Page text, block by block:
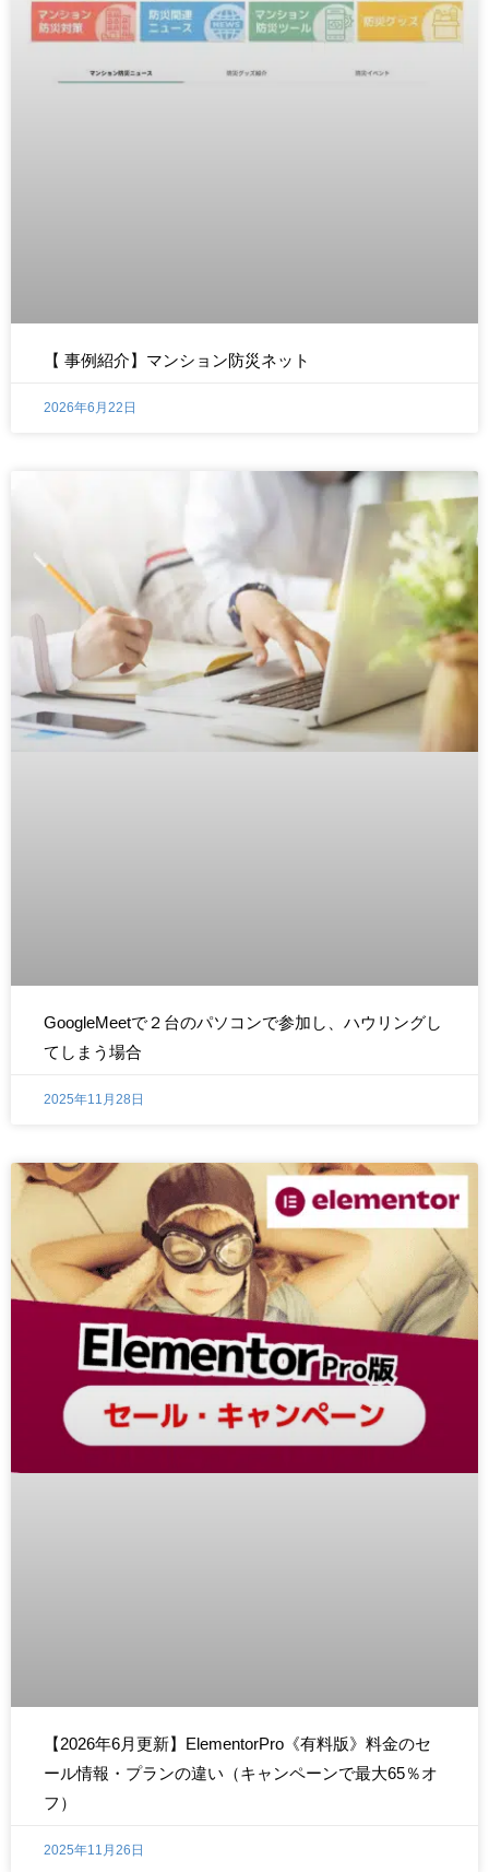
【 事例紹介】マンション防災ネット
2026年6月22日
GoogleMeetで２台のパソコンで参加し、ハウリングし
てしまう場合
2025年11月28日
【2026年6月更新】ElementorPro《有料版》料金のセ
ール情報・プランの違い（キャンペーンで最大65％オ
フ）
2025年11月26日